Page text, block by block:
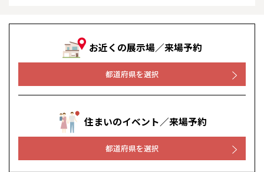
感謝訪問・長期保証
冷暖房標準装備
24時間対応コールセンター
理想の木材「檜」
住まいのコラム
賃貸併用住宅のメリット
安心のサポートシステム
展示場案内
分譲住宅・土地
ワザックとは
会社情報
お近くの展示場／来場予約
都道府県を選択
住まいのイベント／来場予約
都道府県を選択